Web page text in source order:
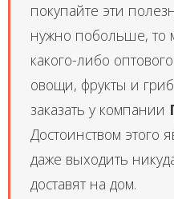
покупайте эти
нужно побольше, то
какого-либо
овощи, фрукты и
заказать у компании
Достоинством этого
даже выходить
доставят на дом.